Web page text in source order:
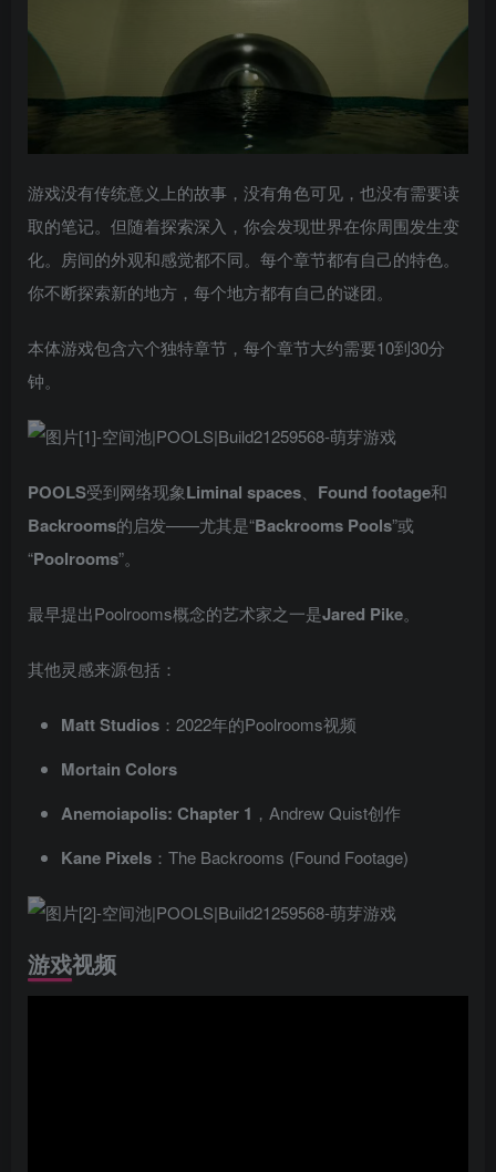
游戏没有传统意义上的故事，没有角色可见，也没有需要读
取的笔记。但随着探索深入，你会发现世界在你周围发生变
化。房间的外观和感觉都不同。每个章节都有自己的特色。
你不断探索新的地方，每个地方都有自己的谜团。
本体游戏包含六个独特章节，每个章节大约需要10到30分
钟。
POOLS受到网络现象Liminal spaces Found footage和
Backrooms的启发——尤其是“Backrooms Pools”或
“Poolrooms”。
最早提出Poolrooms概念的艺术家之一是Jared Pike。
其他灵感来源包括：
Matt Studios ：2022年的Poolrooms视频
Mortain Colors
Anemoiapolis: Chapter 1 ，Andrew Quist创作
Kane Pixels ：The Backrooms (Found Footage)
游戏视频